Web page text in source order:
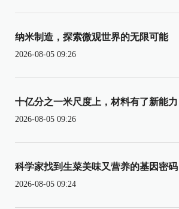
纳米制造，探索微观世界的无限可能
2026-08-05 09:26
十亿分之一米尺度上，材料有了新能力
2026-08-05 09:26
科学家找到生菜美味又营养的基因密码
2026-08-05 09:24